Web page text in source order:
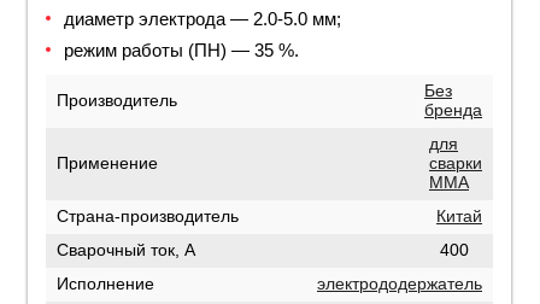
диаметр электрода — 2.0-5.0 мм;
режим работы (ПН) — 35 %.
Производитель
Без
бренда
Применение
для
сварки
MMA
Страна-производитель
Китай
Сварочный ток, А
400
Исполнение
электрододержатель